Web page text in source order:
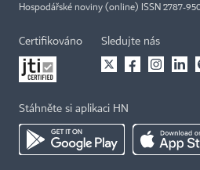
Hospodářské noviny (online) ISSN 2787-
Certifikováno Sledujte nás
Stáhněte si aplikaci HN